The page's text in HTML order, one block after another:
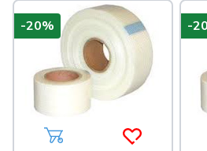
Aggiungi al carrelloAcquista più
-20% -